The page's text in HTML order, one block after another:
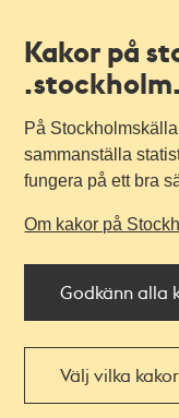
Kakor på
På
sammanställa
fungera på ett bra
Om kakor på
Godkänn alla
Välj vilka